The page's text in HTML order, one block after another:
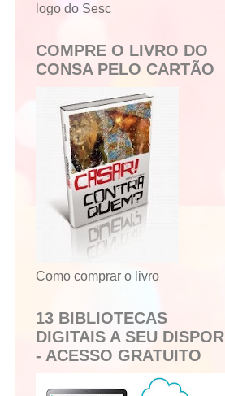
logo do Sesc
COMPRE O LIVRO DO
CONSA PELO CARTÃO
Como comprar o livro
13 BIBLIOTECAS
DIGITAIS A SEU DISPOR
- ACESSO GRATUITO